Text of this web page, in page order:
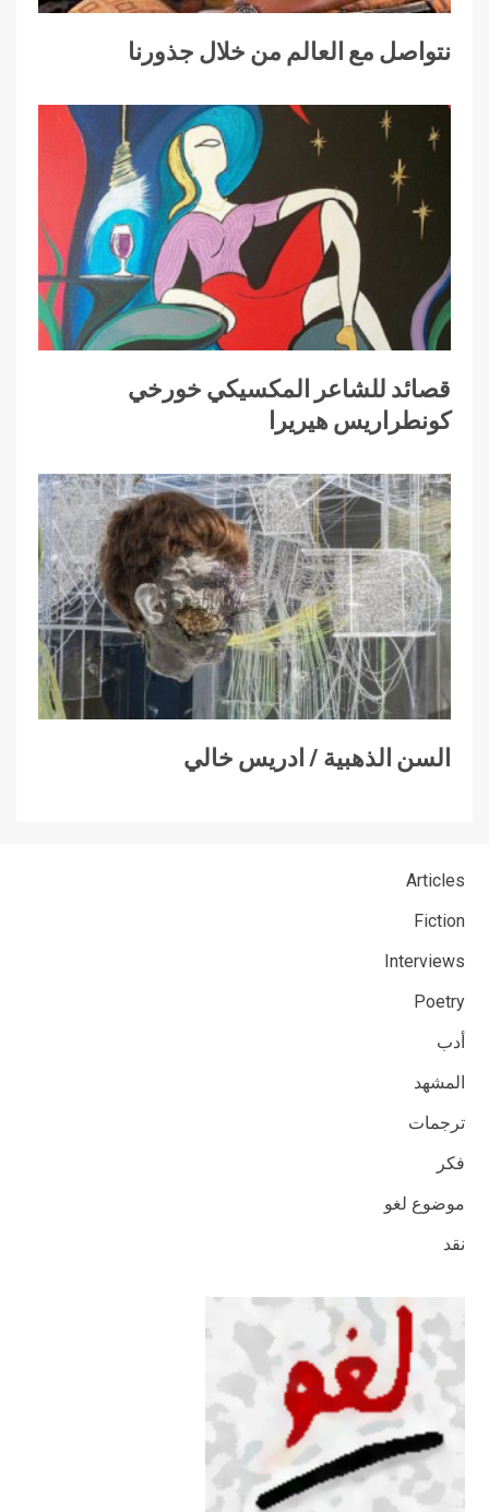
نتواصل مع العالم من خلال جذورنا
قصائد للشاعر المكسيكي خورخي
كونطراريس هيريرا
السن الذهبية / ادريس خالي
Articles
Fiction
Interviews
Poetry
أدب
المشهد
ترجمات
فكر
موضوع لغو
نقد